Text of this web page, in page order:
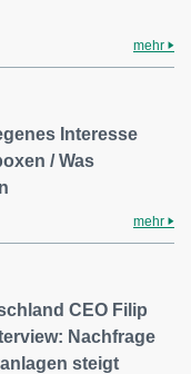
mehr
Interesse
/ Was
mehr
CEO Filip
Nachfrage
steigt